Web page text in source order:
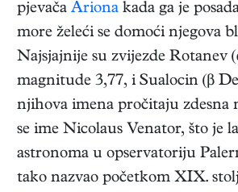
pjevača Ariona kada ga je
more želeći se domoći njegova
Najsjajnije su zvijezde Rotanev
magnitude 3,77, i Sualocin (β
njihova imena pročitaju zdesna
se ime Nicolaus Venator, što je
astronoma u opservatoriju
tako nazvao početkom XIX.